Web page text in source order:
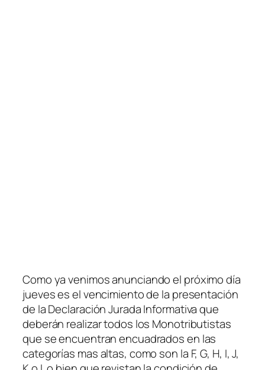
Como ya venimos anunciando el próximo día
jueves es el vencimiento de la presentación
de la Declaración Jurada Informativa que
deberán realizar todos los Monotributistas
que se encuentran encuadrados en las
categorías mas altas, como son la F, G, H, I, J,